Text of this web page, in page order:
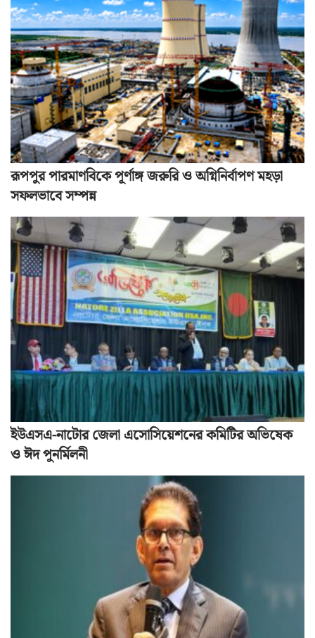
রূপপুর পারমাণবিকে পূর্ণাঙ্গ জরুরি ও অগ্নিনির্বাপণ মহড়া
সফলভাবে সম্পন্ন
ইউএসএ-নাটোর জেলা এসোসিয়েশনের কমিটির অভিষেক
ও ঈদ পুনর্মিলনী